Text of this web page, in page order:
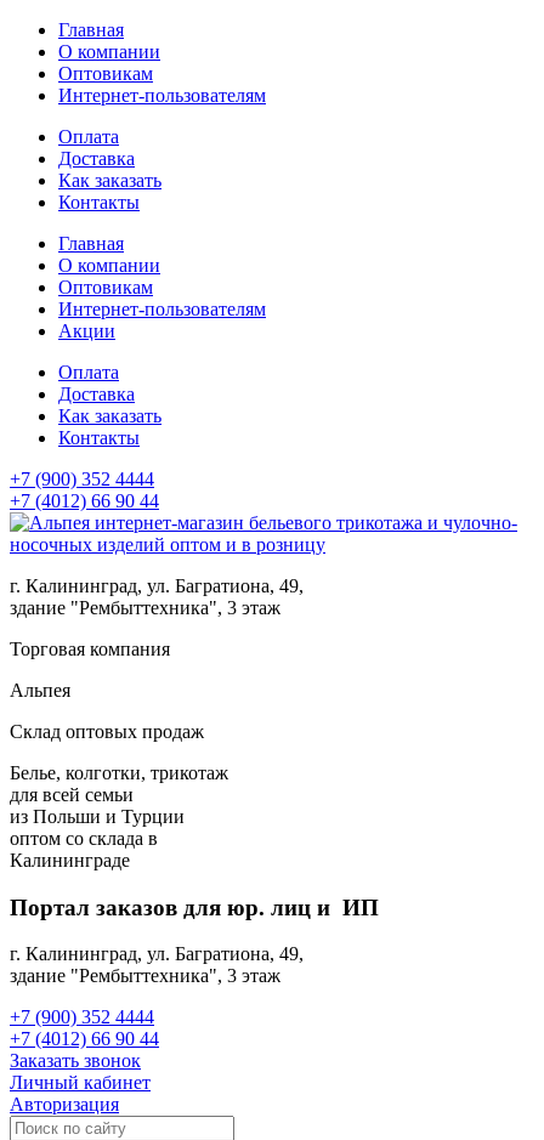
Главная
О компании
Оптовикам
Интернет-пользователям
Оплата
Доставка
Как заказать
Контакты
Главная
О компании
Оптовикам
Интернет-пользователям
Акции
Оплата
Доставка
Как заказать
Контакты
+7 (900) 352 4444
+7 (4012) 66 90 44
г. Калининград, ул. Багратиона, 49,
здание "Рембыттехника", 3 этаж
Торговая компания
Альпея
Склад оптовых продаж
Белье, колготки, трикотаж
для всей семьи
из Польши и Турции
оптом со склада в
Калининграде
Портал заказов для юр. лиц и ИП
г. Калининград, ул. Багратиона, 49,
здание "Рембыттехника", 3 этаж
+7 (900) 352 4444
+7 (4012) 66 90 44
Заказать звонок
Личный кабинет
Авторизация